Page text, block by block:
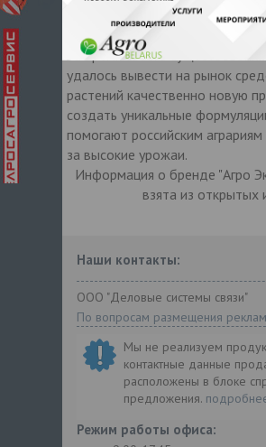
За время своего существования
удалось вывести на рынок
растений качественно новую
создать уникальные
помогают российским
за высокие урожаи.
Информация о бренде "Агро
взята из открытых
Наши контакты:
ООО "Деловые системы связи"
По вопросам размещения
Мы не реализуем
контактные данные
расположены в блоке
предложения.
Режим работы офиса: